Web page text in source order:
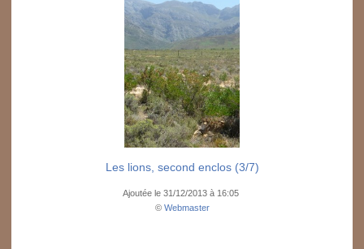
Les lions, second enclos (3/7)
Ajoutée le 31/12/2013 à 16:05
© Webmaster